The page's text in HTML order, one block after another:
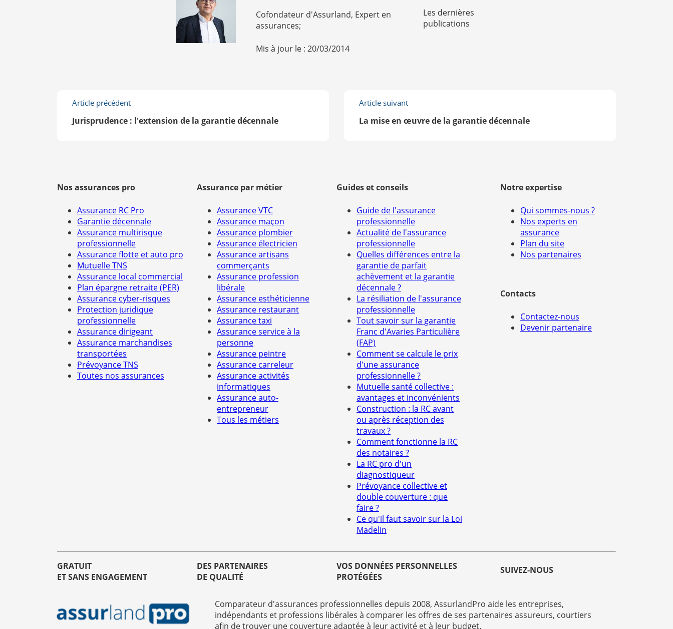
Cofondateur d'Assurland, Expert en
assurances;
Mis à jour le : 20/03/2014
Les dernières
publications
Article précédent
Jurisprudence : l'extension de la garantie décennale
Article suivant
La mise en œuvre de la garantie décennale
Nos assurances pro
Assurance RC Pro
Garantie décennale
Assurance multirisque
professionnelle
Assurance flotte et auto pro
Mutuelle TNS
Assurance local commercial
Plan épargne retraite (PER)
Assurance cyber-risques
Protection juridique
professionnelle
Assurance dirigeant
Assurance marchandises
transportées
Prévoyance TNS
Toutes nos assurances
Assurance par métier
Assurance VTC
Assurance maçon
Assurance plombier
Assurance électricien
Assurance artisans
commerçants
Assurance profession
libérale
Assurance esthéticienne
Assurance restaurant
Assurance taxi
Assurance service à la
personne
Assurance peintre
Assurance carreleur
Assurance activités
informatiques
Assurance auto-
entrepreneur
Tous les métiers
Guides et conseils
Guide de l'assurance
professionnelle
Actualité de l'assurance
professionnelle
Quelles différences entre la
garantie de parfait
achèvement et la garantie
décennale ?
La résiliation de l'assurance
professionnelle
Tout savoir sur la garantie
Franc d'Avaries Particulière
(FAP)
Comment se calcule le prix
d'une assurance
professionnelle ?
Mutuelle santé collective :
avantages et inconvénients
Construction : la RC avant
ou après réception des
travaux ?
Comment fonctionne la RC
des notaires ?
La RC pro d'un
diagnostiqueur
Prévoyance collective et
double couverture : que
faire ?
Ce qu'il faut savoir sur la Loi
Madelin
Notre expertise
Qui sommes-nous ?
Nos experts en
assurance
Plan du site
Nos partenaires
Contacts
Contactez-nous
Devenir partenaire
GRATUIT
ET SANS ENGAGEMENT
DES PARTENAIRES
DE QUALITÉ
VOS DONNÉES PERSONNELLES
PROTÉGÉES
SUIVEZ-NOUS
Comparateur d'assurances professionnelles depuis 2008, AssurlandPro aide les entreprises,
indépendants et professions libérales à comparer les offres de ses partenaires assureurs, courtiers
afin de trouver une couverture adaptée à leur activité et à leur budget.